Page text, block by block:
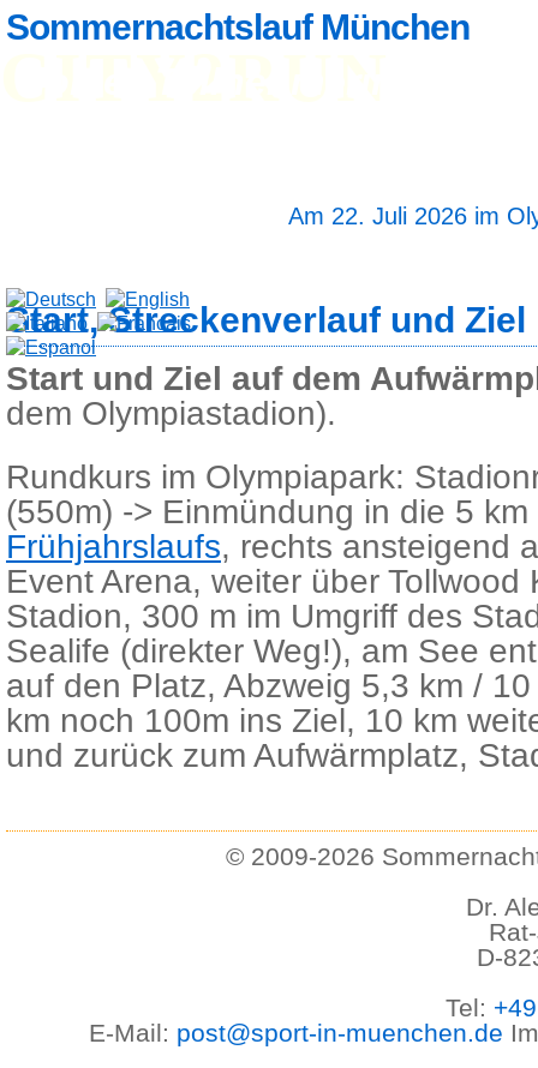
Sommernachtslauf München
Am 22. Juli 2026 im
Start, Streckenverlauf und Ziel
Start und Ziel auf dem
dem Olympiastadion).
Rundkurs im Olympiapark:
(550m) -> Einmündung in die 5
Frühjahrslaufs, rechts ansteigend
Event Arena, weiter über Tollwood
Stadion, 300 m im Umgriff des
Sealife (direkter Weg!), am See
auf den Platz, Abzweig 5,3 km /
km noch 100m ins Ziel, 10 km
und zurück zum Aufwärmplatz,
© 2009-2026
Dr.
D-
Tel:
E-Mail: post@sport-in-muenchen.de